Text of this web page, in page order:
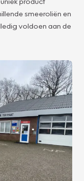
smeeroliën en
voldoen aan de